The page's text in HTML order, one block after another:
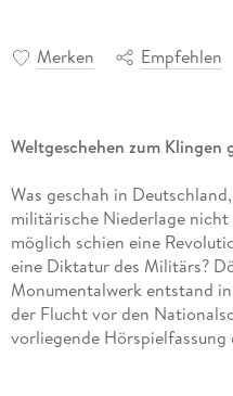
Merken Empfehlen
Weltgeschehen zum Klingen
Was geschah in
militärische Niederlage nicht
möglich schien eine
eine Diktatur des Militärs?
Monumentalwerk entstand
der Flucht vor den
vorliegende